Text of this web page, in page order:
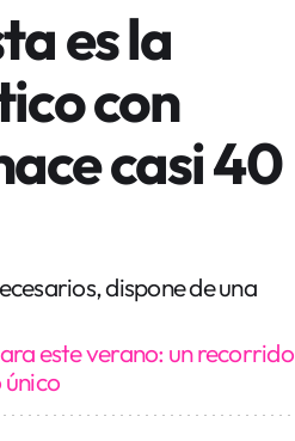
es la
con
casi 40
dispone de una
este verano: un recorrido
único